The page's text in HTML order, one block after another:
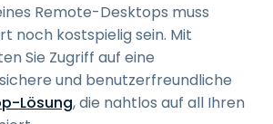
Remote-Desktops muss
noch kostspielig sein. Mit
Sie Zugriff auf eine
und benutzerfreundliche
Lösung, die nahtlos auf all Ihren